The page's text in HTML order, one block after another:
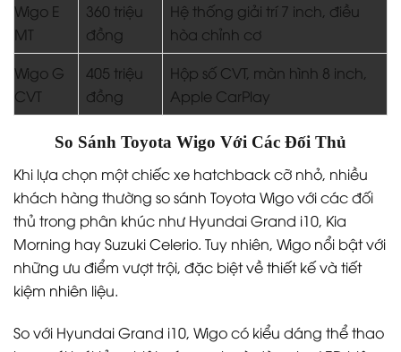
Wigo E
MT
360 triệu
đồng
Hệ thống giải trí 7 inch, điều
hòa chỉnh cơ
Wigo G
CVT
405 triệu
đồng
Hộp số CVT, màn hình 8 inch,
Apple CarPlay
So Sánh Toyota Wigo Với Các Đối Thủ
Khi lựa chọn một chiếc xe hatchback cỡ nhỏ, nhiều
khách hàng thường so sánh Toyota Wigo với các đối
thủ trong phân khúc như Hyundai Grand i10, Kia
Morning hay Suzuki Celerio. Tuy nhiên, Wigo nổi bật với
những ưu điểm vượt trội, đặc biệt về thiết kế và tiết
kiệm nhiên liệu.
So với Hyundai Grand i10, Wigo có kiểu dáng thể thao